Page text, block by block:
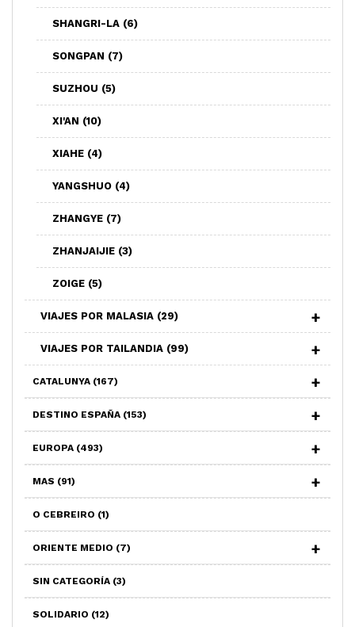
SHANGRI-LA (6)
SONGPAN (7)
SUZHOU (5)
XI'AN (10)
XIAHE (4)
YANGSHUO (4)
ZHANGYE (7)
ZHANJAIJIE (3)
ZOIGE (5)
VIAJES POR MALASIA (29)
VIAJES POR TAILANDIA (99)
CATALUNYA (167)
DESTINO ESPAÑA (153)
EUROPA (493)
MAS (91)
O CEBREIRO (1)
ORIENTE MEDIO (7)
SIN CATEGORÍA (3)
SOLIDARIO (12)